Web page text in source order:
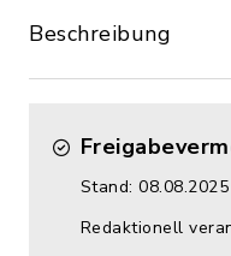
Beschreibung
Stand: 08.08.2025
Redaktionell